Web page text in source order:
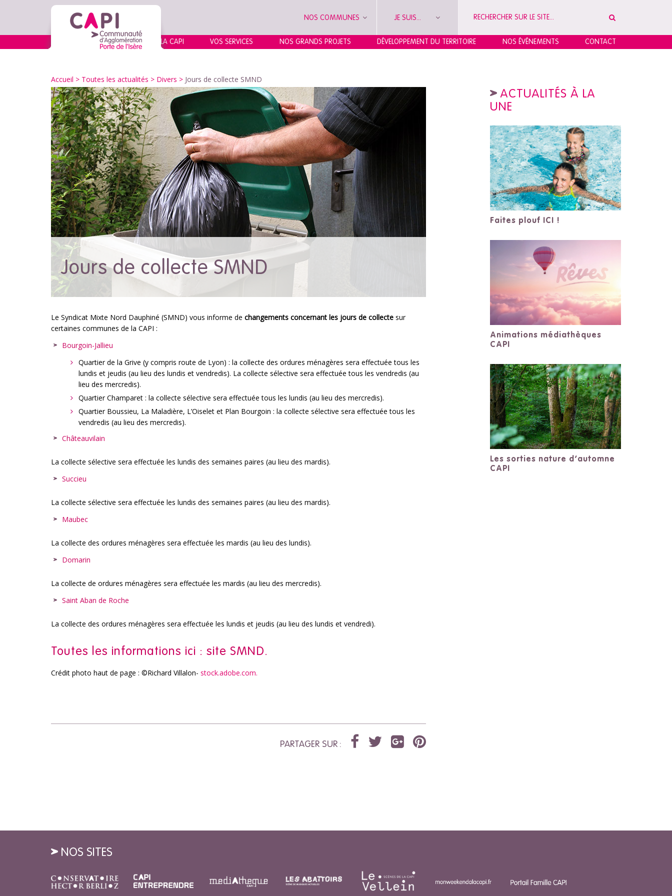
NOS COMMUNES JE SUIS...
LA CAPI VOS SERVICES NOS GRANDS PROJETS DÉVELOPPEMENT DU TERRITOIRE NOS ÉVÉNEMENTS CONTACT
Accueil > Toutes les actualités > Divers > Jours de collecte SMND
Jours de collecte SMND
Le Syndicat Mixte Nord Dauphiné (SMND) vous informe de changements concernant les jours de collecte sur
certaines communes de la CAPI :
Bourgoin-Jallieu
Quartier de la Grive (y compris route de Lyon) : la collecte des ordures ménagères sera effectuée tous les
lundis et jeudis (au lieu des lundis et vendredis). La collecte sélective sera effectuée tous les vendredis (au
lieu des mercredis).
Quartier Champaret : la collecte sélective sera effectuée tous les lundis (au lieu des mercredis).
Quartier Boussieu, La Maladière, L’Oiselet et Plan Bourgoin : la collecte sélective sera effectuée tous les
vendredis (au lieu des mercredis).
Châteauvilain
La collecte sélective sera effectuée les lundis des semaines paires (au lieu des mardis).
Succieu
La collecte sélective sera effectuée les lundis des semaines paires (au lieu des mardis).
Maubec
La collecte des ordures ménagères sera effectuée les mardis (au lieu des lundis).
Domarin
La collecte de ordures ménagères sera effectuée les mardis (au lieu des mercredis).
Saint Aban de Roche
La collecte des ordures ménagères sera effectuée les lundis et jeudis (au lieu des lundis et vendredi).
Toutes les informations ici : site SMND.
Crédit photo haut de page : ©Richard Villalon- stock.adobe.com.
PARTAGER SUR :
ACTUALITÉS À LA
UNE
Faites plouf ICI !
Animations médiathèques
CAPI
Les sorties nature d’automne
CAPI
NOS SITES